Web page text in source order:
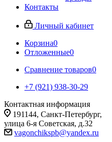
Контакты
Личный кабинет
Корзина0
Отложенные0
Сравнение товаров0
+7 (921) 938-30-29
Контактная информация
191144, Санкт-Петербург,
улица 6-я Советская, д.32
vagonchikspb@yandex.ru